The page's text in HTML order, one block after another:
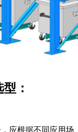
：
应根据不同应用场